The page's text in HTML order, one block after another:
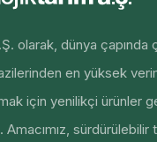
olarak, dünya çapında
en yüksek
için yenilikçi ürünler
sürdürülebilir